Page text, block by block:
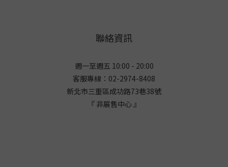
聯絡資訊
週一至週五 10:00 - 20:00
客服專線：02-2974-8408
新北市三重區成功路73巷38號
『 非展售中心 』